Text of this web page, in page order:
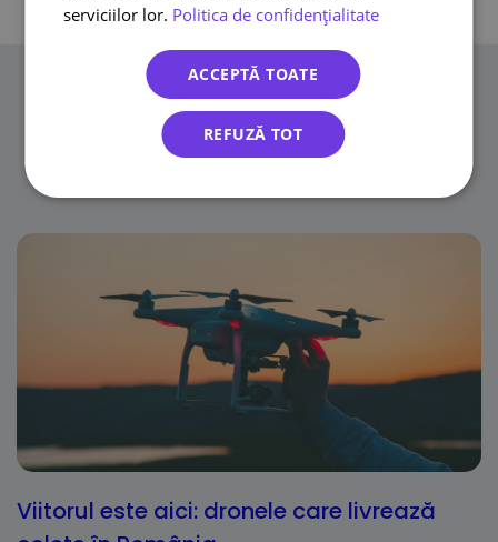
Știri
Viitorul este aici: dronele care livrează
serviciilor lor. Politica de confidențialitate
ACCEPTĂ TOATE
REFUZĂ TOT